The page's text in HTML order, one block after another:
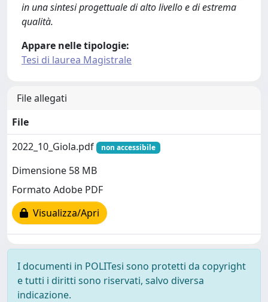
in una sintesi progettuale di alto livello e di estrema
qualità.
Appare nelle tipologie:
Tesi di laurea Magistrale
File allegati
File
2022_10_Giola.pdf
non accessibile
Dimensione 58 MB
Formato Adobe PDF
Visualizza/Apri
I documenti in POLITesi sono protetti da copyright
e tutti i diritti sono riservati, salvo diversa
indicazione.